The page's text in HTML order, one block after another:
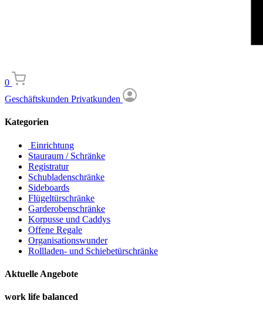
0
Geschäftskunden Privatkunden
Kategorien
Einrichtung
Stauraum / Schränke
Registratur
Schubladenschränke
Sideboards
Flügeltürschränke
Garderobenschränke
Korpusse und Caddys
Offene Regale
Organisationswunder
Rollladen- und Schiebetürschränke
Aktuelle Angebote
work life balanced